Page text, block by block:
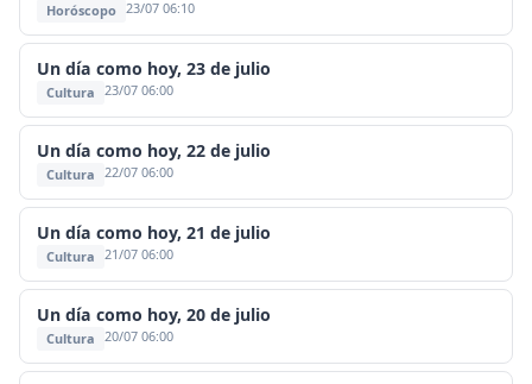
Horóscopo 23/07 06:10
Un día como hoy, 23 de julio
Cultura 23/07 06:00
Un día como hoy, 22 de julio
Cultura 22/07 06:00
Un día como hoy, 21 de julio
Cultura 21/07 06:00
Un día como hoy, 20 de julio
Cultura 20/07 06:00